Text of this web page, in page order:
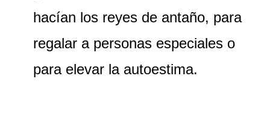
hacían los reyes de antaño, para
regalar a personas especiales o
para elevar la autoestima.